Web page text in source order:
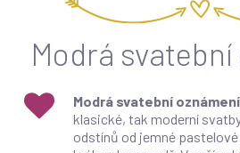
Modrá
Modrá svatební oznámení
klasické, tak moderní
odstínů od jemné